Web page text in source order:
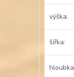
výška
šířka
hloubka